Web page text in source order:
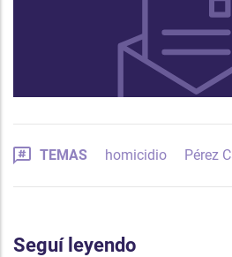
TEMAS homicidio Pérez
Seguí leyendo